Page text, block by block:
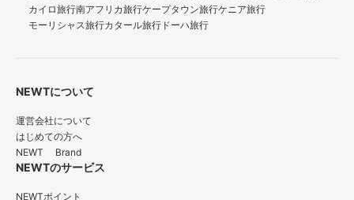
カイロ旅行南アフリカ旅行ケープタウン旅行ケニア旅行
モーリシャス旅行カタール旅行 ドーハ旅行
NEWTについて
運営会社について
はじめての方へ
NEWT Brand
NEWTのサービス
NEWTポイント